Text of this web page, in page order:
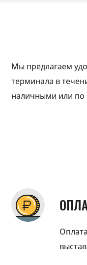
Мы предлагаем
терминала в
наличными или по